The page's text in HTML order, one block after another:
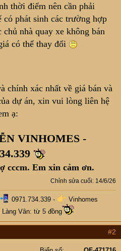
thời điểm nên cần phải
phát sinh các trường hợp
chủ nhà quay xe không bán
có thể thay đổi
chính xác nhất về giá bán và
dự án, xin vui lòng liên hệ
ạ:
VINHOMES -
cccm. Em xin cảm ơn.
Chỉnh sửa cuối: 14/6/26
0971.734.339 -
Vinhomes
Làng Vân: từ 5 đồng
#2